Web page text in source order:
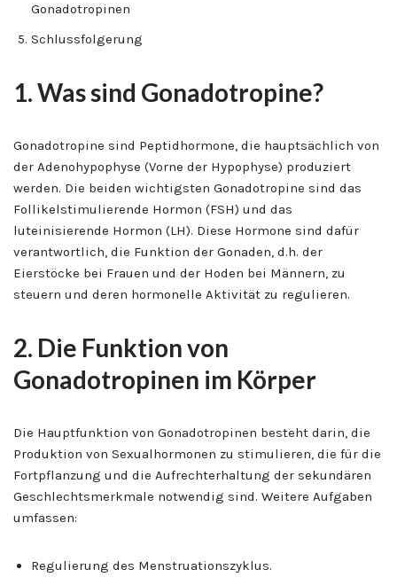
Gonadotropinen
Schlussfolgerung
1. Was sind Gonadotropine?
Gonadotropine sind Peptidhormone, die hauptsächlich von
der Adenohypophyse (Vorne der Hypophyse) produziert
werden. Die beiden wichtigsten Gonadotropine sind das
Follikelstimulierende Hormon (FSH) und das
luteinisierende Hormon (LH). Diese Hormone sind dafür
verantwortlich, die Funktion der Gonaden, d.h. der
Eierstöcke bei Frauen und der Hoden bei Männern, zu
steuern und deren hormonelle Aktivität zu regulieren.
2. Die Funktion von
Gonadotropinen im Körper
Die Hauptfunktion von Gonadotropinen besteht darin, die
Produktion von Sexualhormonen zu stimulieren, die für die
Fortpflanzung und die Aufrechterhaltung der sekundären
Geschlechtsmerkmale notwendig sind. Weitere Aufgaben
umfassen:
Regulierung des Menstruationszyklus.